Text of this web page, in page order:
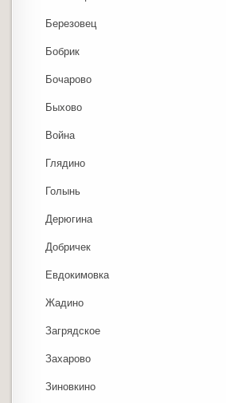
Березовец
Бобрик
Бочарово
Быхово
Война
Глядино
Голынь
Дерюгина
Добричек
Евдокимовка
Жадино
Загрядское
Захарово
Зиновкино